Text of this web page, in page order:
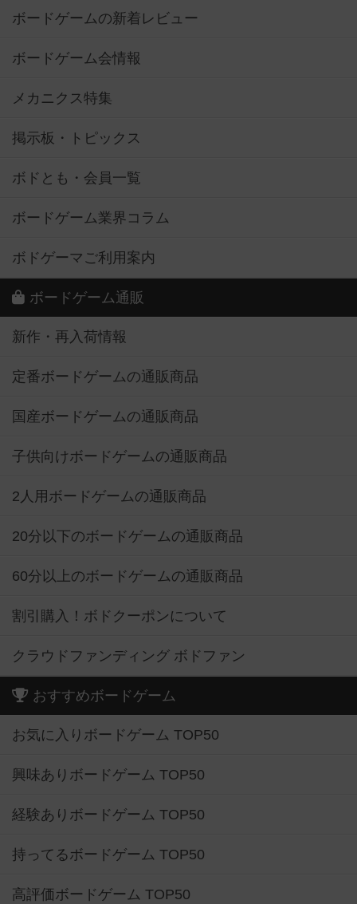
ボードゲームの新着レビュー
ボードゲーム会情報
メカニクス特集
掲示板・トピックス
ボドとも・会員一覧
ボードゲーム業界コラム
ボドゲーマご利用案内
ボードゲーム通販
新作・再入荷情報
定番ボードゲームの通販商品
国産ボードゲームの通販商品
子供向けボードゲームの通販商品
2人用ボードゲームの通販商品
20分以下のボードゲームの通販商品
60分以上のボードゲームの通販商品
割引購入！ボドクーポンについて
クラウドファンディング ボドファン
おすすめボードゲーム
お気に入りボードゲーム TOP50
興味ありボードゲーム TOP50
経験ありボードゲーム TOP50
持ってるボードゲーム TOP50
高評価ボードゲーム TOP50